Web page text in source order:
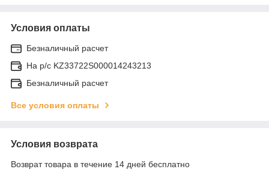
Условия оплаты
Безналичный расчет
На р/c KZ33722S000014243213
Безналичный расчет
Все условия оплаты
Условия возврата
Возврат товара в течение 14 дней бесплатно